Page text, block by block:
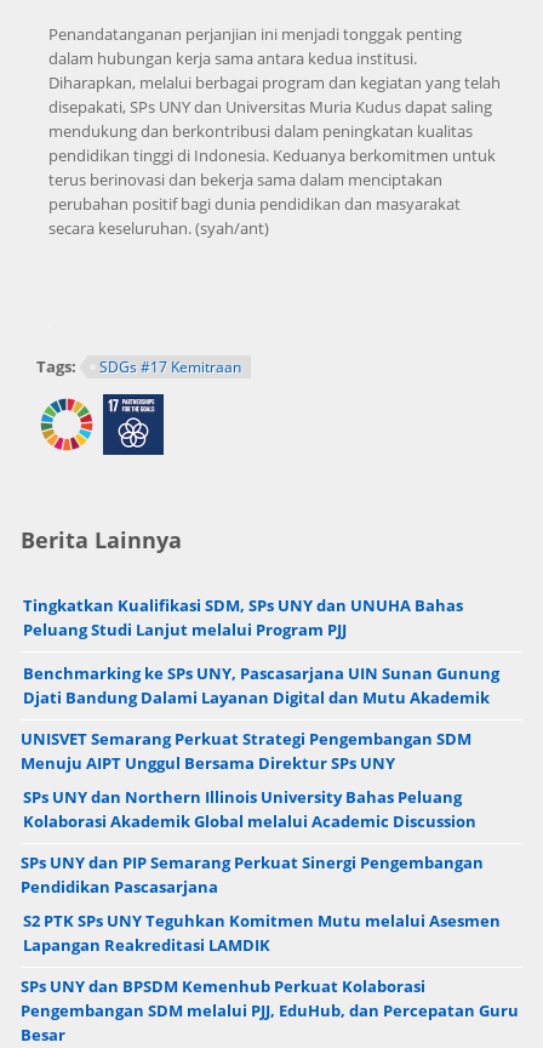
Penandatanganan perjanjian ini menjadi tonggak penting
dalam hubungan kerja sama antara kedua institusi.
Diharapkan, melalui berbagai program dan kegiatan yang telah
disepakati, SPs UNY dan Universitas Muria Kudus dapat saling
mendukung dan berkontribusi dalam peningkatan kualitas
pendidikan tinggi di Indonesia. Keduanya berkomitmen untuk
terus berinovasi dan bekerja sama dalam menciptakan
perubahan positif bagi dunia pendidikan dan masyarakat
secara keseluruhan. (syah/ant)
Tags: SDGs #17 Kemitraan
Berita Lainnya
Tingkatkan Kualifikasi SDM, SPs UNY dan UNUHA Bahas
Peluang Studi Lanjut melalui Program PJJ
Benchmarking ke SPs UNY, Pascasarjana UIN Sunan Gunung
Djati Bandung Dalami Layanan Digital dan Mutu Akademik
UNISVET Semarang Perkuat Strategi Pengembangan SDM
Menuju AIPT Unggul Bersama Direktur SPs UNY
SPs UNY dan Northern Illinois University Bahas Peluang
Kolaborasi Akademik Global melalui Academic Discussion
SPs UNY dan PIP Semarang Perkuat Sinergi Pengembangan
Pendidikan Pascasarjana
S2 PTK SPs UNY Teguhkan Komitmen Mutu melalui Asesmen
Lapangan Reakreditasi LAMDIK
SPs UNY dan BPSDM Kemenhub Perkuat Kolaborasi
Pengembangan SDM melalui PJJ, EduHub, dan Percepatan Guru
Besar